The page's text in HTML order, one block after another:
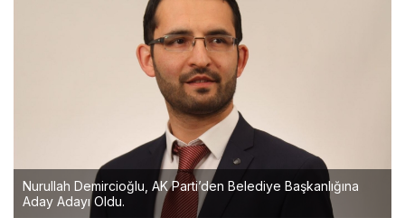
Nurullah Demircioğlu, AK Parti’den Belediye Başkanlığına
Aday Adayı Oldu.